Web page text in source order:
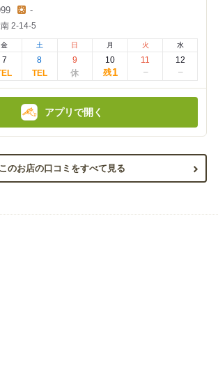
の
-
2-14-5
金
7
土
8
日
9
月
10
残1
火
11
水
12
アプリで開く
このお店の口コミをすべて見る